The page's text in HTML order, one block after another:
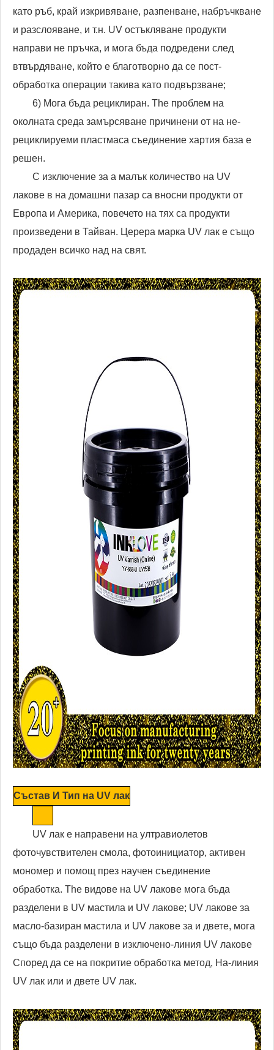
като ръб, край изкривяване, разпенване, набръчкване
и разслояване, и т.н. UV остъкляване продукти
направи не пръчка, и мога бъда подредени след
втвърдяване, който е благотворно да се пост-
обработка операции такива като подвързване;
6) Мога бъда рециклиран. The проблем на
околната среда замърсяване причинени от на не-
рециклируеми пластмаса съединение хартия база е
решен.
С изключение за a малък количество на UV
лакове в на домашни пазар са вносни продукти от
Европа и Америка, повечето на тях са продукти
произведени в Тайван. Церера марка UV лак е също
продаден всичко над на свят.
Състав И Тип на UV лак
UV лак е направени на ултравиолетов
фоточувствителен смола, фотоинициатор, активен
мономер и помощ през научен съединение
обработка. The видове на UV лакове мога бъда
разделени в UV мастила и UV лакове; UV лакове за
масло-базиран мастила и UV лакове за и двете, мога
също бъда разделени в изключено-линия UV лакове
Според да се на покритие обработка метод, На-линия
UV лак или и двете UV лак.